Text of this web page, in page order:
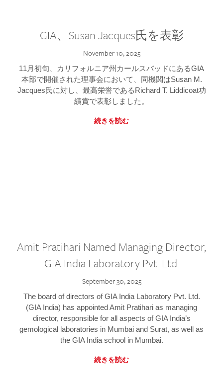
GIA、Susan Jacques氏を表彰
November 10, 2025
11月初旬、カリフォルニア州カールスバッドにあるGIA
本部で開催された理事会において、同機関はSusan M.
Jacques氏に対し、最高栄誉であるRichard T. Liddicoat功
績賞で表彰しました。
続きを読む
Amit Pratihari Named Managing Director,
GIA India Laboratory Pvt. Ltd.
September 30, 2025
The board of directors of GIA India Laboratory Pvt. Ltd.
(GIA India) has appointed Amit Pratihari as managing
director, responsible for all aspects of GIA India’s
gemological laboratories in Mumbai and Surat, as well as
the GIA India school in Mumbai.
続きを読む